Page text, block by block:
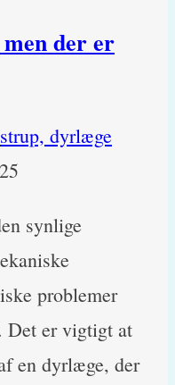
der er
dyrlæge
synlige
problemer
Det er vigtigt at
en dyrlæge, der